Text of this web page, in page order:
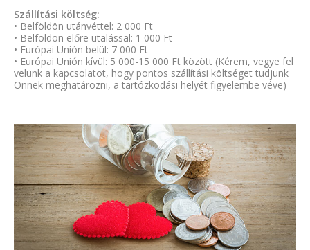
Szállítási költség:
• Belföldön utánvéttel: 2 000 Ft
• Belföldön előre utalással: 1 000 Ft
• Európai Unión belül: 7 000 Ft
• Európai Unión kívül: 5 000-15 000 Ft között (Kérem, vegye fel
velünk a kapcsolatot, hogy pontos szállítási költséget tudjunk
Önnek meghatározni, a tartózkodási helyét figyelembe véve)